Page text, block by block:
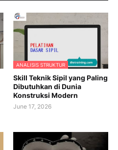
ANALISIS STRUKTUR
Skill Teknik Sipil yang Paling
Dibutuhkan di Dunia
Konstruksi Modern
June 17, 2026